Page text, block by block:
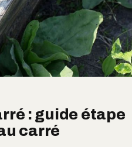
: guide étape
carré